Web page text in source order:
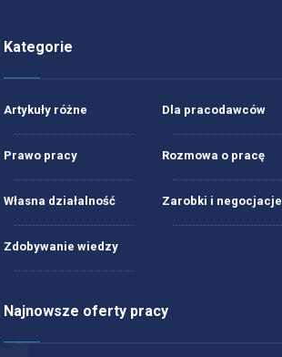
Kategorie
Artykuły różne Dla pracodawców
Prawo pracy Rozmowa o pracę
Własna działalność Zarobki i negocjacje
Zdobywanie wiedzy
Najnowsze oferty pracy